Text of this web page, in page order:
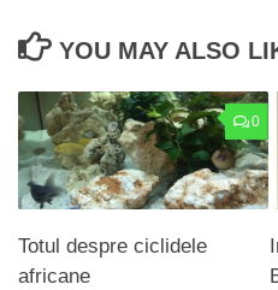
YOU MAY ALSO
0
Totul despre ciclidele
africane